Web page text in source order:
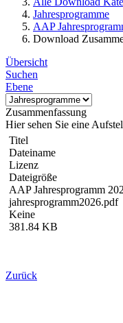
Jahresprogramme
AAP
Download
Übersicht
Suchen
Ebene
Zusammenfassung
Hier sehen Sie eine
Titel
Dateiname
Lizenz
Dateigröße
AAP Jahresprogramm
jahresprogramm2026.pdf
Keine
381.84 KB
Zurück